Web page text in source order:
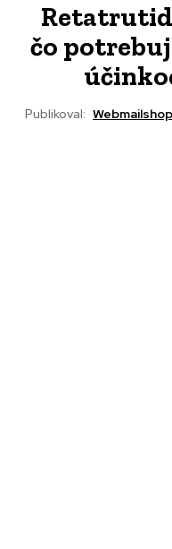
čo
Publikoval: Webmailshop